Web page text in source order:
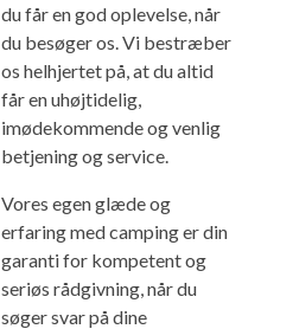
du får en god oplevelse, når
du besøger os. Vi bestræber
os helhjertet på, at du altid
får en uhøjtidelig,
imødekommende og venlig
betjening og service.
Vores egen glæde og
erfaring med camping er din
garanti for kompetent og
seriøs rådgivning, når du
søger svar på dine